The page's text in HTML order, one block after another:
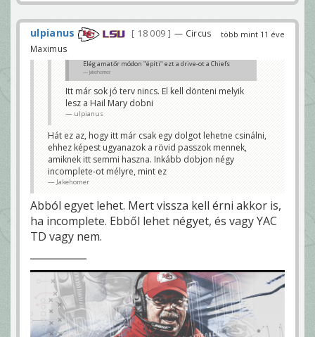
több mint 11 éve
ulpianus 18 009
— Circus
Maximus
Elég amatőr módon "építi" ezt a drive-ot a Chiefs
Jakehomer
Itt már sok jó terv nincs. El kell dönteni melyik
lesz a Hail Mary dobni
ulpianus
Hát ez az, hogy itt már csak egy dolgot lehetne csinálni,
ehhez képest ugyanazok a rövid passzok mennek,
amiknek itt semmi haszna. Inkább dobjon négy
incomplete-ot mélyre, mint ez
Jakehomer
Abból egyet lehet. Mert vissza kell érni akkor is,
ha incomplete. Ebből lehet négyet, és vagy YAC
TD vagy nem.